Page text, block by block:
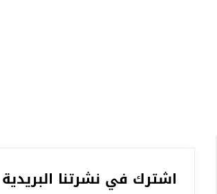
اشترك في نشرتنا البريدية